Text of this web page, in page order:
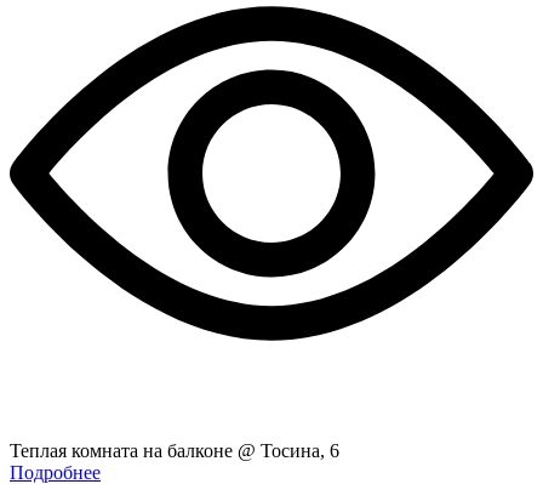
Теплая комната на балконе @ Тосина, 6
Подробнее